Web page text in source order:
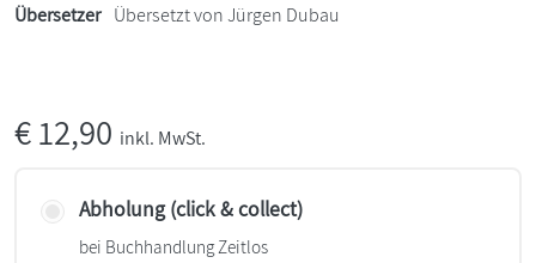
Übersetzer Übersetzt von Jürgen Dubau
€12,90 inkl. MwSt.
Abholung (click & collect)
bei Buchhandlung Zeitlos